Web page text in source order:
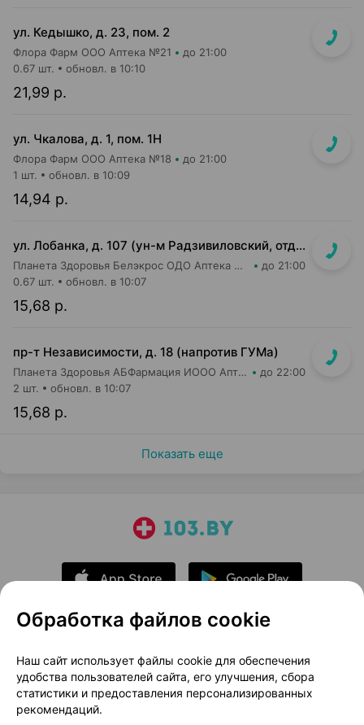
ул. Кедышко, д. 23, пом. 2
Флора Фарм ООО Аптека №21 до 21:00
21,99 р.
0.67 шт. обновл. в 10:10
ул. Чкалова, д. 1, пом. 1Н
Флора Фарм ООО Аптека №18 до 21:00
14,94 р.
1 шт. обновл. в 10:09
ул. Лобанка, д. 107 (ун-м Радзивиловский, отдельный вход с улицы)
Планета Здоровья Белэкрос ОДО Аптека №4 до 21:00
15,68 р.
0.67 шт. обновл. в 10:07
пр-т Независимости, д. 18 (напротив ГУМа)
Планета Здоровья АБФармация ИООО Аптека №1 до 22:00
15,68 р.
2 шт. обновл. в 10:07
Показать еще
О проекте
Новости проекта
Размещение рекламы
Медицинский маркетинг
Публичный договор
Доставка
Обработка файлов cookie
Наш сайт использует файлы cookie для обеспечения
удобства пользователей сайта, его улучшения, сбора
статистики и предоставления персонализированных
рекомендаций.